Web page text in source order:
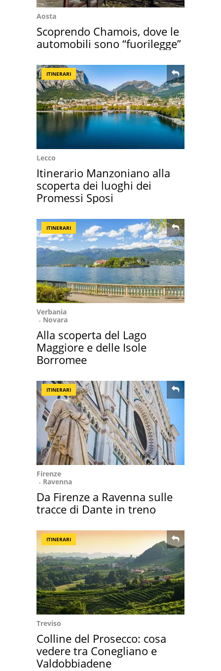
Aosta
Scoprendo Chamois, dove le
automobili sono “fuorilegge”
ITINERARI
Lecco
Itinerario Manzoniano alla
scoperta dei luoghi dei
Promessi Sposi
ITINERARI
Verbania
Novara
Alla scoperta del Lago
Maggiore e delle Isole
Borromee
ITINERARI
Firenze
Ravenna
Da Firenze a Ravenna sulle
tracce di Dante in treno
ITINERARI
Treviso
Colline del Prosecco: cosa
vedere tra Conegliano e
Valdobbiadene